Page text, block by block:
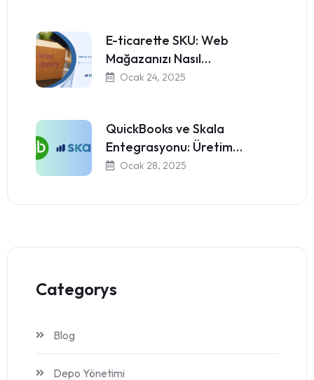
E-ticarette SKU: Web
Mağazanızı Nasıl…
Ocak 24, 2025
QuickBooks ve Skala
Entegrasyonu: Üretim…
Ocak 28, 2025
Categorys
Blog
Depo Yönetimi